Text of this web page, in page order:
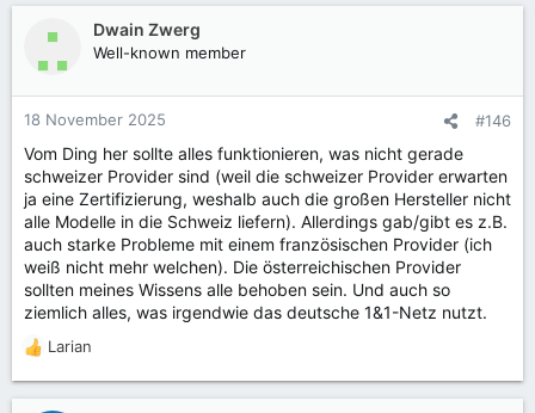
Dwain Zwerg
Well-known member
18 November 2025 #146
Vom Ding her sollte alles funktionieren, was nicht gerade
schweizer Provider sind (weil die schweizer Provider erwarten
ja eine Zertifizierung, weshalb auch die großen Hersteller nicht
alle Modelle in die Schweiz liefern). Allerdings gab/gibt es z.B.
auch starke Probleme mit einem französischen Provider (ich
weiß nicht mehr welchen). Die österreichischen Provider
sollten meines Wissens alle behoben sein. Und auch so
ziemlich alles, was irgendwie das deutsche 1&1-Netz nutzt.
R
e
a
Larian